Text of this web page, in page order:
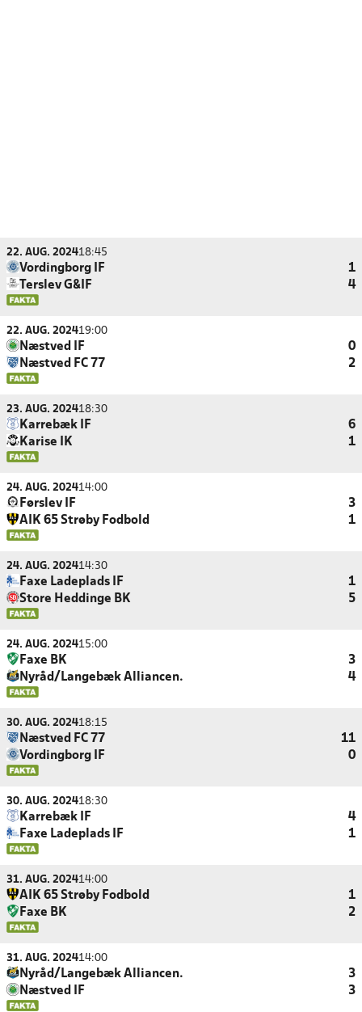
22. AUG. 202418:45
Vordingborg IF
1
Terslev G&IF
4
22. AUG. 202419:00
Næstved IF
0
Næstved FC 77
2
23. AUG. 202418:30
Karrebæk IF
6
Karise IK
1
24. AUG. 202414:00
Førslev IF
3
AIK 65 Strøby Fodbold
1
24. AUG. 202414:30
Faxe Ladeplads IF
1
Store Heddinge BK
5
24. AUG. 202415:00
Faxe BK
3
Nyråd/Langebæk Alliancen.
4
30. AUG. 202418:15
Næstved FC 77
11
Vordingborg IF
0
30. AUG. 202418:30
Karrebæk IF
4
Faxe Ladeplads IF
1
31. AUG. 202414:00
AIK 65 Strøby Fodbold
1
Faxe BK
2
31. AUG. 202414:00
Nyråd/Langebæk Alliancen.
3
Næstved IF
3